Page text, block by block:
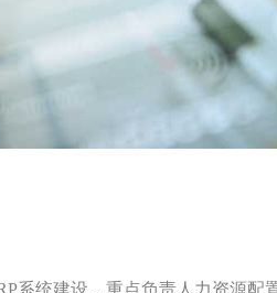
系统建设，重点负责人力资源配置